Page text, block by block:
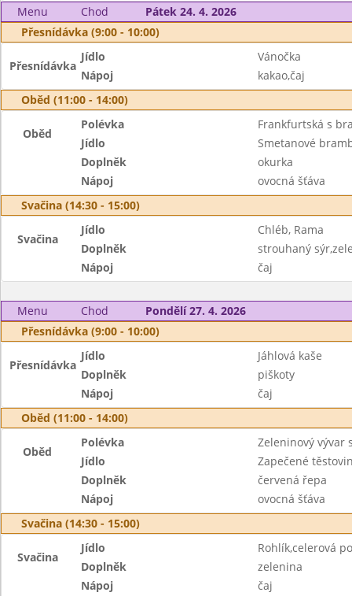
Menu
Chod
Pátek 24. 4. 2026
Přesnídávka (9:00 - 10:00)
Přesnídávka
Jídlo
Vánočka
Nápoj
kakao,čaj
Oběd (11:00 - 14:00)
Oběd
Polévka
Frankfurtská s
Jídlo
Smetanové
Doplněk
okurka
Nápoj
ovocná šťáva
Svačina (14:30 - 15:00)
Svačina
Jídlo
Chléb, Rama
Doplněk
strouhaný
Nápoj
čaj
Menu Chod
Pondělí 27. 4. 2026
Přesnídávka (9:00 - 10:00)
Přesnídávka
Jídlo
Jáhlová kaše
Doplněk
piškoty
Nápoj
čaj
Oběd (11:00 - 14:00)
Oběd
Polévka
Zeleninový vývar
Jídlo
Zapečené
Doplněk
červená řepa
Nápoj
ovocná šťáva
Svačina (14:30 - 15:00)
Svačina
Jídlo
Rohlík,celerová
Doplněk
zelenina
Nápoj
čaj